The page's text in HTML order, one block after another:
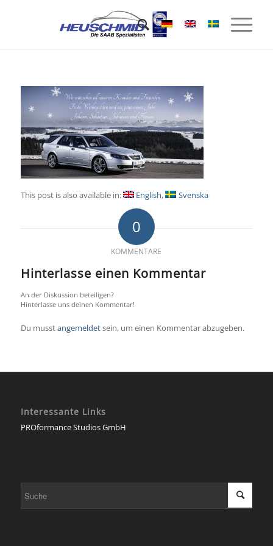
This post is also available in: English Svenska
0
KOMMENTARE
Hinterlasse einen Kommentar
An der Diskussion beteiligen?
Hinterlasse uns deinen Kommentar!
Du musstangemeldetsein, um einen Kommentar abzugeben.
Interessante Links
PROformance Studios GmbH